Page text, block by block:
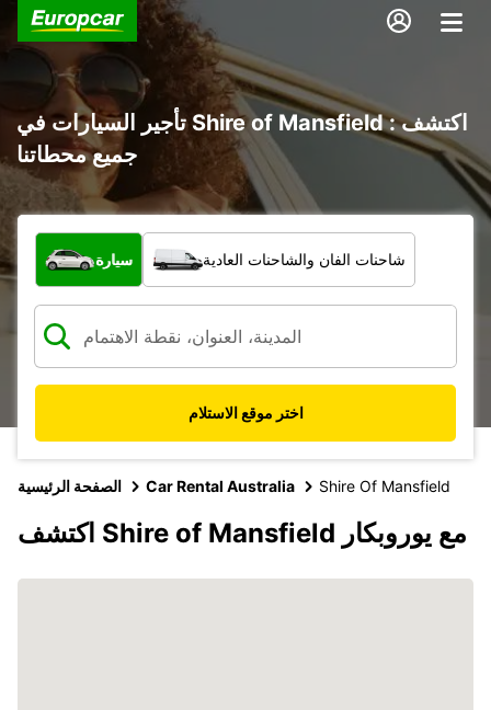
تأجير السيارات في Shire of Mansfield : اكتشف
جميع محطاتنا
ما نوع المركبة؟
سيارة شاحنات الفان والشاحنات العادية
اختر موقع الاستلام
الصفحة الرئيسية Car Rental Australia Shire Of Mansfield
اكتشف Shire of Mansfield مع يوروبكار